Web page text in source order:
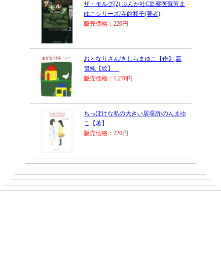
ザ・モルグ(2) ぶんか社C監察医蘇芳ま
ゆこシリーズ/寺館和子(著者)
販売価格：220円
おとなりさん/きしらまゆこ【作】,高
畠純【絵】
販売価格：1,270円
ちっぽけな私の大きい居場所/のんまゆ
こ【著】
販売価格：220円